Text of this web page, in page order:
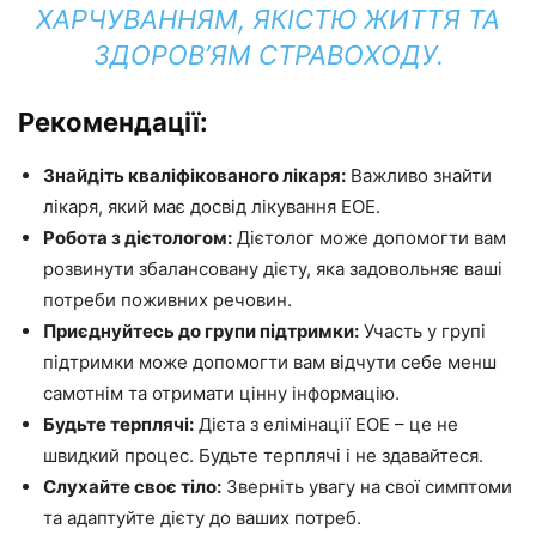
ХАРЧУВАННЯМ, ЯКІСТЮ ЖИТТЯ ТА
ЗДОРОВ’ЯМ СТРАВОХОДУ.
Рекомендації:
Знайдіть кваліфікованого лікаря: Важливо знайти
лікаря, який має досвід лікування EOE.
Робота з дієтологом: Дієтолог може допомогти вам
розвинути збалансовану дієту, яка задовольняє ваші
потреби поживних речовин.
Приєднуйтесь до групи підтримки: Участь у групі
підтримки може допомогти вам відчути себе менш
самотнім та отримати цінну інформацію.
Будьте терплячі: Дієта з елімінації EOE – це не
швидкий процес. Будьте терплячі і не здавайтеся.
Слухайте своє тіло: Зверніть увагу на свої симптоми
та адаптуйте дієту до ваших потреб.